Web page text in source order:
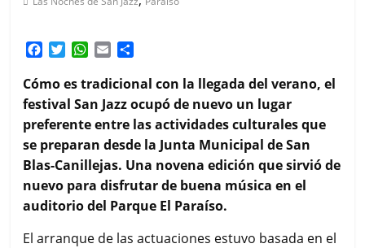
c
e
b
o
o
k
i
t
t
e
r
W
a
t
s
A
p
p
a
i
l
m
p
a
r
t
i
r
Cómo es tradicional con la llegada del verano, el
festival San Jazz ocupó de nuevo un lugar
preferente entre las actividades culturales que
se preparan desde la Junta Municipal de San
Blas-Canillejas. Una novena edición que sirvió de
nuevo para disfrutar de buena música en el
auditorio del Parque El Paraíso.
El arranque de las actuaciones estuvo basada en el